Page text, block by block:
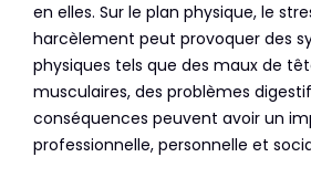
en elles. Sur le plan physique, le
harcèlement peut provoquer des
physiques tels que des maux de
musculaires, des problèmes
conséquences peuvent avoir un
professionnelle, personnelle et